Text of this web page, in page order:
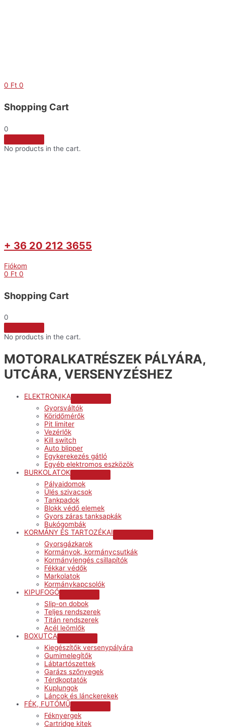
0 Ft 0
Shopping Cart
0
No products in the cart.
+ 36 20 212 3655
Fiókom
0 Ft 0
Shopping Cart
0
No products in the cart.
MOTORALKATRÉSZEK PÁLYÁRA,
UTCÁRA, VERSENYZÉSHEZ
ELEKTRONIKA
Gyorsváltók
Köridőmérők
Pit limiter
Vezérlők
Kill switch
Auto blipper
Egykerekezés gátló
Egyéb elektromos eszközök
BURKOLATOK
Pályaidomok
Ülés szivacsok
Tankpadok
Blokk védő elemek
Gyors záras tanksapkák
Bukógombák
KORMÁNY ÉS TARTOZÉKAI
Gyorsgázkarok
Kormányok, kormánycsutkák
Kormánylengés csillapítók
Fékkar védők
Markolatok
Kormánykapcsolók
KIPUFOGÓ
Toggle
Slip-on dobok
Teljes rendszerek
Titán rendszerek
Acél leömlők
BOXUTCA
Toggle
Kiegészítők versenypályára
Gumimelegítők
Lábtartószettek
Garázs szőnyegek
Térdkoptatók
Kuplungok
Láncok és lánckerekek
FÉK, FUTÓMŰ
Féknyergek
Cartridge kitek